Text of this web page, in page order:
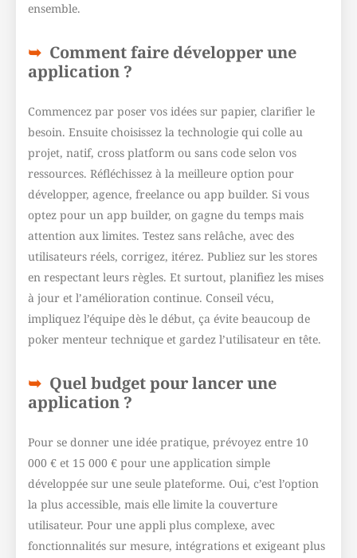
ensemble.
Comment faire développer une
application ?
Commencez par poser vos idées sur papier, clarifier le
besoin. Ensuite choisissez la technologie qui colle au
projet, natif, cross platform ou sans code selon vos
ressources. Réfléchissez à la meilleure option pour
développer, agence, freelance ou app builder. Si vous
optez pour un app builder, on gagne du temps mais
attention aux limites. Testez sans relâche, avec des
utilisateurs réels, corrigez, itérez. Publiez sur les stores
en respectant leurs règles. Et surtout, planifiez les mises
à jour et l’amélioration continue. Conseil vécu,
impliquez l’équipe dès le début, ça évite beaucoup de
poker menteur technique et gardez l’utilisateur en tête.
Quel budget pour lancer une
application ?
Pour se donner une idée pratique, prévoyez entre 10
000 € et 15 000 € pour une application simple
développée sur une seule plateforme. Oui, c’est l’option
la plus accessible, mais elle limite la couverture
utilisateur. Pour une appli plus complexe, avec
fonctionnalités sur mesure, intégrations et exigeant plus